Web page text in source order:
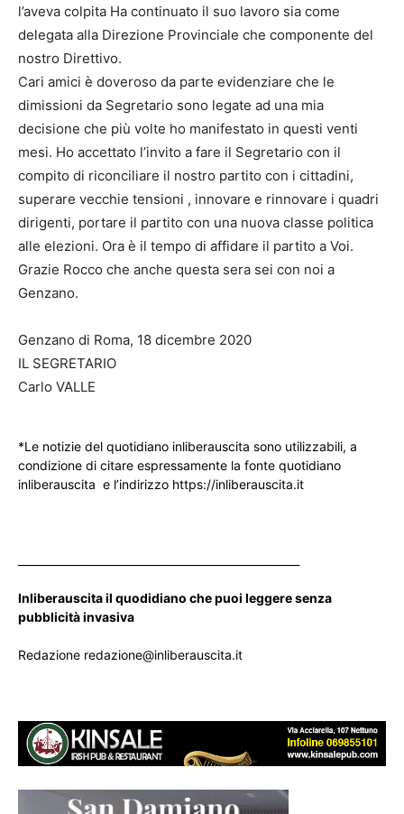
l’aveva colpita Ha continuato il suo lavoro sia come
delegata alla Direzione Provinciale che componente del
nostro Direttivo.
Cari amici è doveroso da parte evidenziare che le
dimissioni da Segretario sono legate ad una mia
decisione che più volte ho manifestato in questi venti
mesi. Ho accettato l’invito a fare il Segretario con il
compito di riconciliare il nostro partito con i cittadini,
superare vecchie tensioni , innovare e rinnovare i quadri
dirigenti, portare il partito con una nuova classe politica
alle elezioni. Ora è il tempo di affidare il partito a Voi.
Grazie Rocco che anche questa sera sei con noi a
Genzano.
Genzano di Roma, 18 dicembre 2020
IL SEGRETARIO
Carlo VALLE
*Le notizie del quotidiano inliberauscita sono utilizzabili, a
condizione di citare espressamente la fonte quotidiano
inliberauscita e l’indirizzo https://inliberauscita.it
Inliberauscita il quodidiano che puoi leggere senza
pubblicità invasiva
Redazione redazione@inliberauscita.it